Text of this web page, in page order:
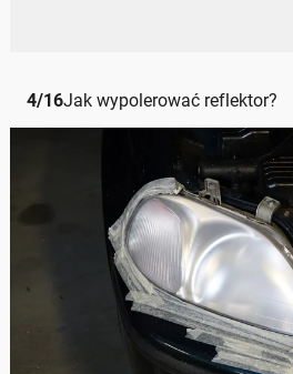
4/16Jak wypolerować reflektor?